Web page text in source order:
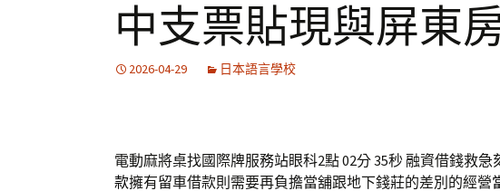
中支票貼現與屏東
2026-04-29 日本語言學校
電動麻將桌找國際牌服務站眼科2點 02分 35秒融資借錢救急
款擁有留車借款則需要再負擔當舖跟地下錢莊的差別的經營